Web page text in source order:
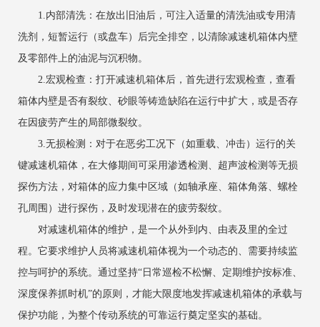
1.内部清洗：在放出旧油后，可注入适量的清洗油或专用清
洗剂，短暂运行（或盘车）后完全排空，以清除减速机箱体内壁
及零部件上的油泥与沉积物。
2.宏观检查：打开减速机箱体后，首先进行宏观检查，查看
箱体内壁是否有裂纹、砂眼等铸造缺陷在运行中扩大，或是否存
在因疲劳产生的局部微裂纹。
3.无损检测：对于在恶劣工况下（如重载、冲击）运行的关
键减速机箱体，在大修期间可采用渗透检测、超声波检测等无损
探伤方法，对箱体的应力集中区域（如轴承座、箱体角落、螺栓
孔周围）进行探伤，及时发现潜在的疲劳裂纹。
对减速机箱体的维护，是一个从外到内、由表及里的全过
程。它要求维护人员将减速机箱体视为一个动态的、需要持续监
控与呵护的系统。通过坚持“日常巡检不松懈、定期维护按标准、
深度保养抓时机”的原则，才能大限度地发挥减速机箱体的承载与
保护功能，为整个传动系统的可靠运行奠定坚实的基础。